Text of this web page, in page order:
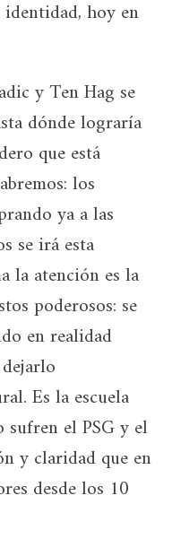
hoy en
y Ten Hag se
dónde lograría
que está
los
ya a las
se irá esta
la atención es la
poderosos: se
en realidad
Es la escuela
sufren el PSG y el
y claridad que en
desde los 10